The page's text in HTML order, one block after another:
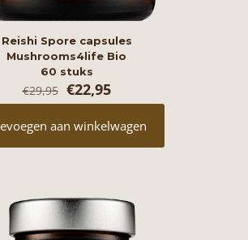
Reishi Spore capsules
Mushrooms4life Bio
60 stuks
€29,95 Oorspronkelijke
prijs
was:
€29,95.
€22,95Huidige
prijs
is:
€22,95.
aan winkelwagen